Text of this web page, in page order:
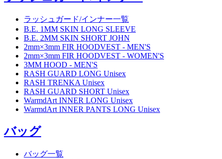
ラッシュガード/インナー一覧
B.E. 1MM SKIN LONG SLEEVE
B.E. 2MM SKIN SHORT JOHN
2mm×3mm FIR HOODVEST - MEN'S
2mm×3mm FIR HOODVEST - WOMEN'S
3MM HOOD - MEN'S
RASH GUARD LONG Unisex
RASH TRENKA Unisex
RASH GUARD SHORT Unisex
WarmdArt INNER LONG Unisex
WarmdArt INNER PANTS LONG Unisex
バッグ
バッグ一覧